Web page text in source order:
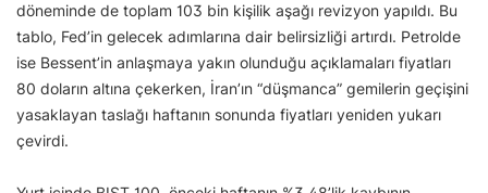
döneminde de toplam 103 bin kişilik aşağı revizyon yapıldı. Bu
tablo, Fed’in gelecek adımlarına dair belirsizliği artırdı. Petrolde
ise Bessent’in anlaşmaya yakın olunduğu açıklamaları fiyatları
80 doların altına çekerken, İran’ın “düşmanca” gemilerin geçişini
yasaklayan taslağı haftanın sonunda fiyatları yeniden yukarı
çevirdi.